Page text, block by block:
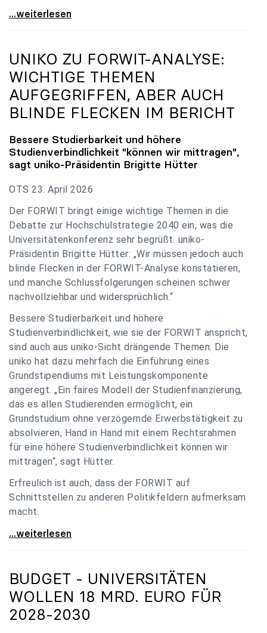
uniko zu Budgetverhandlungen: Universitäten sind
...weiterlesen
UNIKO ZU FORWIT-ANALYSE:
WICHTIGE THEMEN
AUFGEGRIFFEN, ABER AUCH
BLINDE FLECKEN IM BERICHT
Bessere Studierbarkeit und höhere
Studienverbindlichkeit "können wir mittragen",
sagt uniko-Präsidentin Brigitte Hütter
OTS 23. April 2026
Der FORWIT bringt einige wichtige Themen in die
Debatte zur Hochschulstrategie 2040 ein, was die
Universitätenkonferenz sehr begrüßt. uniko-
Präsidentin Brigitte Hütter: „Wir müssen jedoch auch
blinde Flecken in der FORWIT-Analyse konstatieren,
und manche Schlussfolgerungen scheinen schwer
nachvollziehbar und widersprüchlich.“
Bessere Studierbarkeit und höhere
Studienverbindlichkeit, wie sie der FORWIT anspricht,
sind auch aus uniko-Sicht drängende Themen. Die
uniko hat dazu mehrfach die Einführung eines
Grundstipendiums mit Leistungskomponente
angeregt. „Ein faires Modell der Studienfinanzierung,
das es allen Studierenden ermöglicht, ein
Grundstudium ohne verzögernde Erwerbstätigkeit zu
absolvieren, Hand in Hand mit einem Rechtsrahmen
für eine höhere Studienverbindlichkeit können wir
mittragen“, sagt Hütter.
Erfreulich ist auch, dass der FORWIT auf
Schnittstellen zu anderen Politikfeldern aufmerksam
macht.
uniko zu FORWIT-Analyse: Wichtige Themen
...weiterlesen
BUDGET - UNIVERSITÄTEN
WOLLEN 18 MRD. EURO FÜR
2028-2030